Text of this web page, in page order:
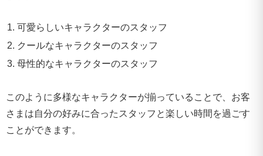
可愛らしいキャラクターのスタッフ
クールなキャラクターのスタッフ
母性的なキャラクターのスタッフ
このように多様なキャラクターが揃っていることで、お客
さまは自分の好みに合ったスタッフと楽しい時間を過ごす
ことができます。